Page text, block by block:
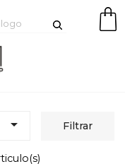
 Filtrar